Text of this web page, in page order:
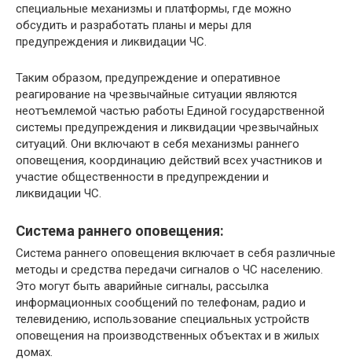
специальные механизмы и платформы, где можно
обсудить и разработать планы и меры для
предупреждения и ликвидации ЧС.
Таким образом, предупреждение и оперативное
реагирование на чрезвычайные ситуации являются
неотъемлемой частью работы Единой государственной
системы предупреждения и ликвидации чрезвычайных
ситуаций. Они включают в себя механизмы раннего
оповещения, координацию действий всех участников и
участие общественности в предупреждении и
ликвидации ЧС.
Система раннего оповещения:
Система раннего оповещения включает в себя различные
методы и средства передачи сигналов о ЧС населению.
Это могут быть аварийные сигналы, рассылка
информационных сообщений по телефонам, радио и
телевидению, использование специальных устройств
оповещения на производственных объектах и в жилых
домах.